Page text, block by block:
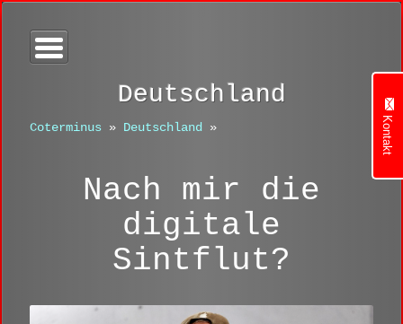
Deutschland
Coterminus » Deutschland »
Nach mir die
digitale
Sintflut?
Kontakt